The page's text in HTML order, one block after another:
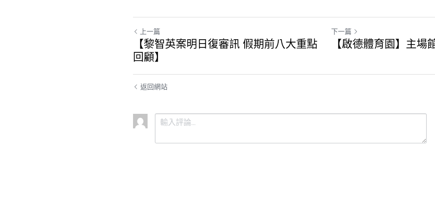
上一篇
【黎智英案明日復審訊 假期前八大重點
回顧】
下一篇
【啟德體育園】主場
返回網站